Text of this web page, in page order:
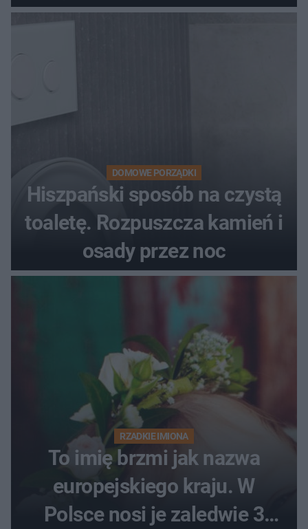
DOMOWE PORZĄDKI
Hiszpański sposób na czystą
toaletę. Rozpuszcza kamień i
osady przez noc
RZADKIE IMIONA
To imię brzmi jak nazwa
europejskiego kraju. W
Polsce nosi je zaledwie 3